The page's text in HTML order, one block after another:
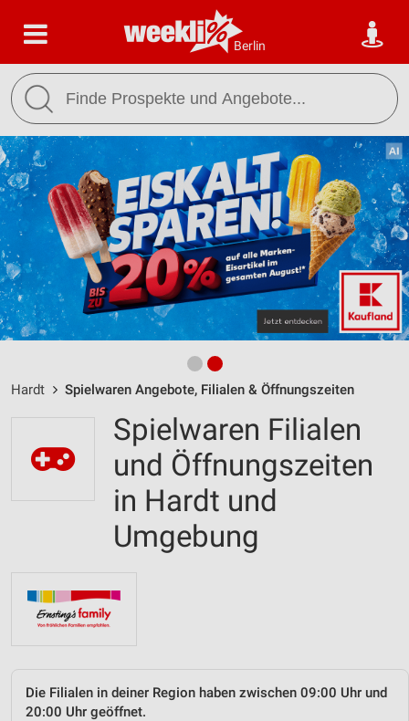
Berlin
Hardt Spielwaren Angebote, Filialen & Öffnungszeiten
Spielwaren Filialen
und Öffnungszeiten
in Hardt und
Umgebung
Die Filialen in deiner Region haben zwischen 09:00 Uhr und
20:00 Uhr geöffnet.